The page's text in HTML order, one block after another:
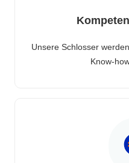
Unsere Schlosser
Know-